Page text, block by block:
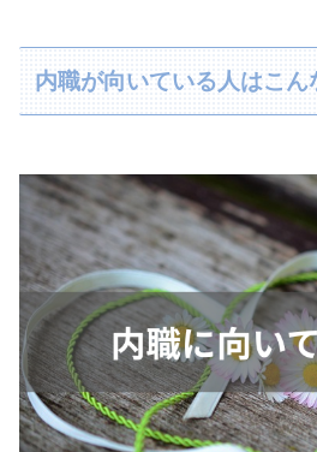
内職が向いている人はこん